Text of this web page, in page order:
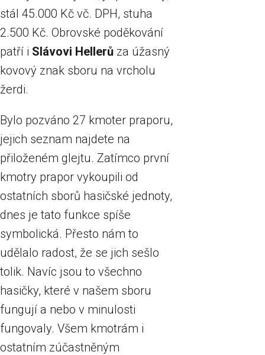
stál 45.000 Kč vč. DPH, stuha
2.500 Kč. Obrovské poděkování
patří i Slávovi Hellerů za úžasný
kovový znak sboru na vrcholu
žerdi.
Bylo pozváno 27 kmoter praporu,
jejich seznam najdete na
přiloženém glejtu. Zatímco první
kmotry prapor vykoupili od
ostatních sborů hasičské jednoty,
dnes je tato funkce spíše
symbolická. Přesto nám to
udělalo radost, že se jich sešlo
tolik. Navíc jsou to všechno
hasičky, které v našem sboru
fungují a nebo v minulosti
fungovaly. Všem kmotrám i
ostatním zúčastněným